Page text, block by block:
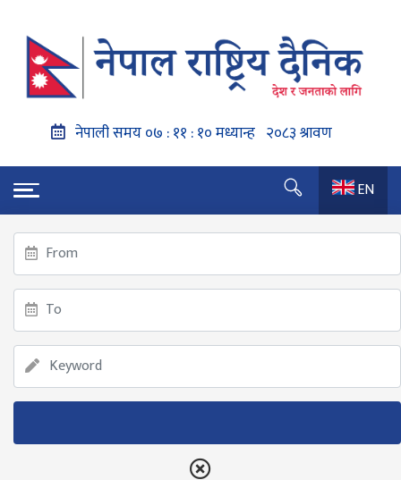
EN
गृहपृष्ठ
कोरियन भाषा परीक्षाको आवेदन खुल्यो
कोरियन भाषा परीक्षाको आवेदन
खुल्यो
March 14, 2022